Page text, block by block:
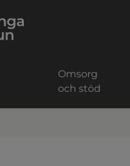
Omsorg
och stöd